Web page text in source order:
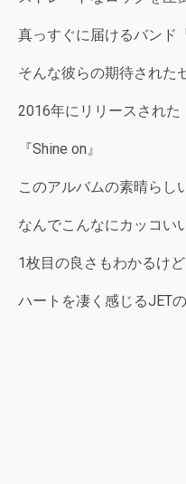
真っすぐに届けるバンド
そんな彼らの期待された
2016年にリリースされた
『Shine on』
このアルバムの素晴らし
なんでこんなにカッコい
1枚目の良さもわかるけ
ハートを凄く感じるJET